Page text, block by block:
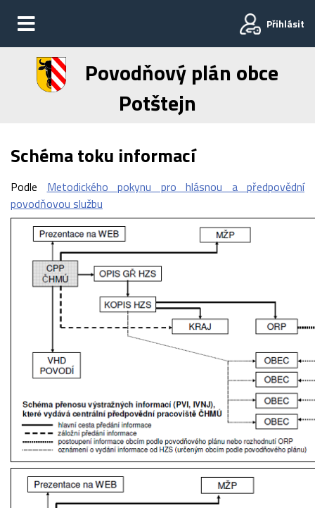
Přihlásit
Povodňový plán obce
Potštejn
Schéma toku informací
Podle Metodického pokynu pro hlásnou a předpovědní
povodňovou službu